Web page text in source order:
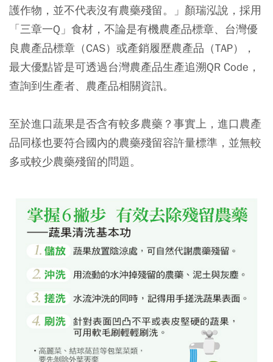
護作物，並不代表沒有農藥殘留。」顏瑞泓說，採用
「三章一Q」食材，不論是有機農產品標章、台灣優
良農產品標章（CAS）或產銷履歷農產品（TAP），
最大優點皆是可透過台灣農產品生產追溯QR Code，
查詢到生產者、農產品相關資訊。
至於進口蔬果是否含有較多農藥？事實上，進口農產
品同樣也要符合國內的農藥殘留容許量標準，並無較
多或較少農藥殘留的問題。